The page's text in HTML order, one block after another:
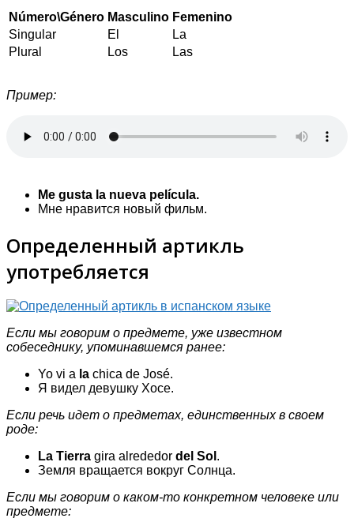
Número\Género Masculino Femenino
Singular
El
La
Plural
Los Las
Пример:
Me gusta la nueva película.
Мне нравится новый фильм.
Определенный артикль
употребляется
Если мы говорим о предмете, уже известном
собеседнику, упоминавшемся ранее:
Yo vi a la chica de José.
Я видел девушку Хосе.
Если речь идет о предметах, единственных в своем
роде:
La Tierra gira alrededor del Sol .
Земля вращается вокруг Солнца.
Если мы говорим о каком-то конкретном человеке или
предмете: